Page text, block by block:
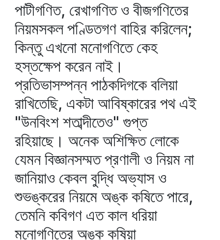
পাটীগণিত, রেখাগণিত ও বীজগণিতের
নিয়মসকল পণ্ডিতগণ বাহির করিলেন;
কিন্তু এখনো মনোগণিতে কেহ
হস্তক্ষেপ করেন নাই।
প্রতিভাসম্পন্ন পাঠকদিগকে বলিয়া
রাখিতেছি, একটা আবিষ্কারের পথ এই
"উনবিংশ শতাব্দীতেও" গুপ্ত
রহিয়াছে। অনেক অশিক্ষিত লোকে
যেমন বিজ্ঞানসম্মত প্রণালী ও নিয়ম না
জানিয়াও কেবল বুদ্ধি অভ্যাস ও
শুভঙ্করের নিয়মে অঙ্ক কষিতে পারে,
তেমনি কবিগণ এত কাল ধরিয়া
মনোগণিতের অঙ্ক কষিয়া